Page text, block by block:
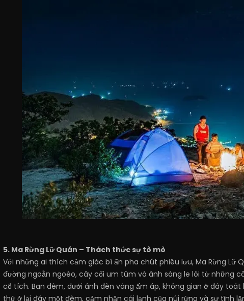
5. Ma Rừng Lữ Quán – Thách thức sự tò mò
Với những ai thích cảm giác bí ẩn pha chút phiêu lưu, Ma Rừng
đường ngoằn ngoèo, cây cối um tùm và ánh sáng le lói từ những
cổ tích. Ban đêm, dưới ánh đèn vàng ấm áp, không gian ở đây
thử ở lại đây một đêm, cảm nhận cái lạnh của núi rừng và sự tĩnh